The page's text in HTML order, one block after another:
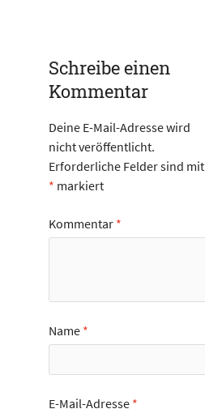
Schreibe einen
Kommentar
Deine E-Mail-Adresse wird
nicht veröffentlicht.
Erforderliche Felder sind mit
* markiert
Kommentar *
Name *
E-Mail-Adresse *